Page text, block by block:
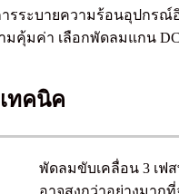
รระบายความร้อนอุปกรณ์
มคุ้มค่า เลือกพัดลมแกน
ทคนิค
พัดลมขับเคลื่อน 3 เฟ
อาจสูงกว่าอย่างมาก